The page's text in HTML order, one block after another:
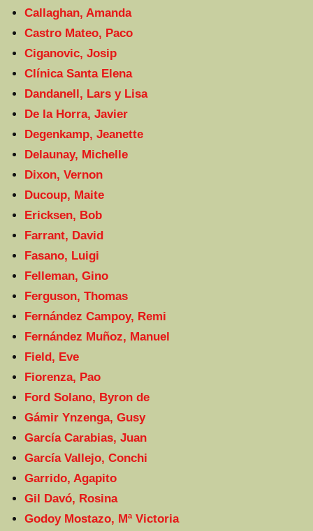
Callaghan, Amanda
Castro Mateo, Paco
Ciganovic, Josip
Clínica Santa Elena
Dandanell, Lars y Lisa
De la Horra, Javier
Degenkamp, Jeanette
Delaunay, Michelle
Dixon, Vernon
Ducoup, Maite
Ericksen, Bob
Farrant, David
Fasano, Luigi
Felleman, Gino
Ferguson, Thomas
Fernández Campoy, Remi
Fernández Muñoz, Manuel
Field, Eve
Fiorenza, Pao
Ford Solano, Byron de
Gámir Ynzenga, Gusy
García Carabias, Juan
García Vallejo, Conchi
Garrido, Agapito
Gil Davó, Rosina
Godoy Mostazo, Mª Victoria